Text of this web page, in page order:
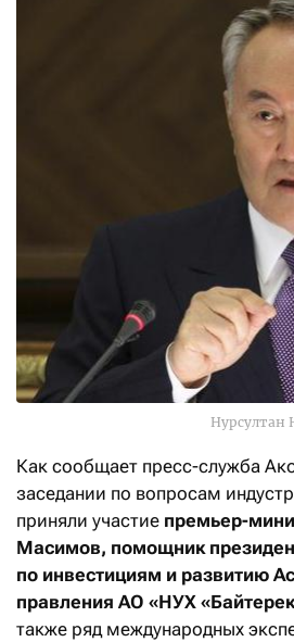
Нурсултан
Как сообщает пресс-служба
заседании по вопросам
приняли участие премьер-
Масимов, помощник
по инвестициям и развитию
правления АО «НУХ
также ряд международных